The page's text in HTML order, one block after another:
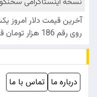
درباره ما تماس با ما